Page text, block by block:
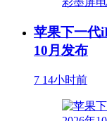
苹果下一代
10月发布
7 14小时前